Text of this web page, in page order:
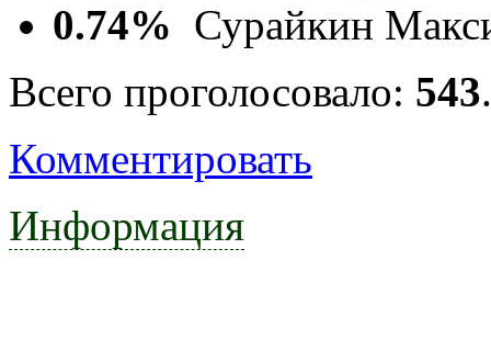
0.74% Сурайкин
Всего проголосовало: 543.
Комментировать
Информация